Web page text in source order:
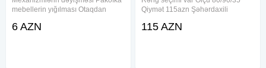
mebellerin yığılması Otaqdan
6 AZN
Qiymət 115azn Şəhərdaxili
115 AZN